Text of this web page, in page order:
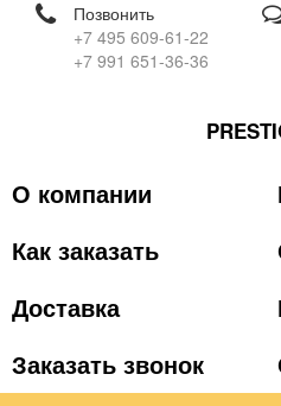
Позвонить
+7 495 609-61-22
+7 991 651-36-36
О компании
Как заказать
Доставка
Заказать звонок